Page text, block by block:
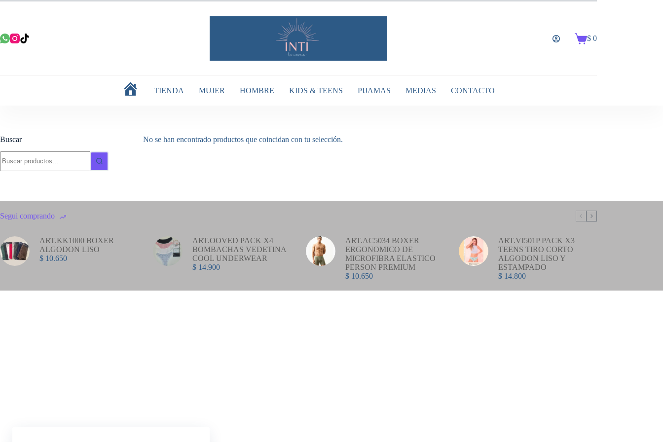
Saltar
Carro
$0
INICIO TIENDA MUJER HOMBRE KIDS & TEENS PIJAMAS MEDIAS CONTACTO
No se han encontrado productos que coincidan con tu selección.
Buscar
Segui comprando
ART.KK1000 BOXER
ALGODON LISO
$ 10.650
ART.OOVED PACK X4
BOMBACHAS VEDETINA
COOL UNDERWEAR
$14.900
ART.AC5034 BOXER
ERGONOMICO DE
MICROFIBRA ELASTICO
PERSON PREMIUM
$10.650
ART.VI501P PACK X3
TEENS TIRO CORTO
ALGODON LISO Y
ESTAMPADO
$14.800